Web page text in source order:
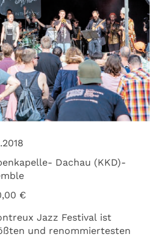
Dachau (KKD)-
€
Jazz Festival ist
und renommiertesten